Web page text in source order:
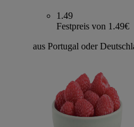
1.49
Festpreis von 1.49€
aus Portugal oder